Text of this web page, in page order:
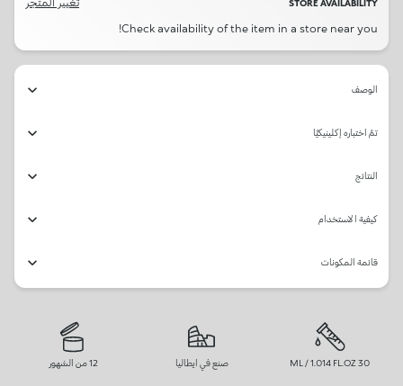
STORE AVAILABILITY
Check availability of the item in a store near you!
الوصف
تمَّ اختباره إكلينيكيًّا
النتائج
كيفية الاستخدام
قائمة المكونات
30 ML / 1.014 FL.OZ صنع في ايطاليا 12 من الشهور